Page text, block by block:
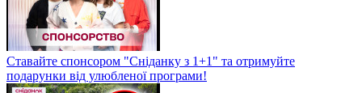
Ставайте спонсором "Сніданку з 1+1" та отримуйте
подарунки від улюбленої програми!